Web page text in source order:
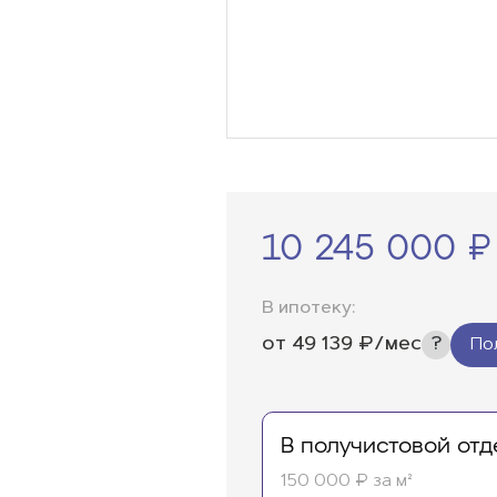
10 245 000 ₽
В ипотеку:
от 49 139 ₽/мес
В получистовой
150 000 ₽ за м²